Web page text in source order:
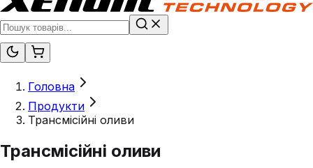
Головна
Продукти
Трансмісійні оливи
Трансмісійні оливи